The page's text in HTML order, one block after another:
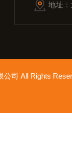
地址
公司 All Rights